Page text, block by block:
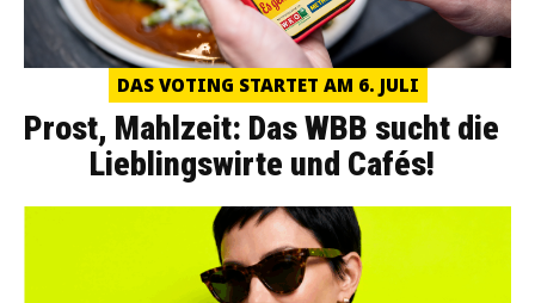
DAS VOTING STARTET AM 6. JULI
Prost, Mahlzeit: Das WBB sucht die
Lieblingswirte und Cafés!